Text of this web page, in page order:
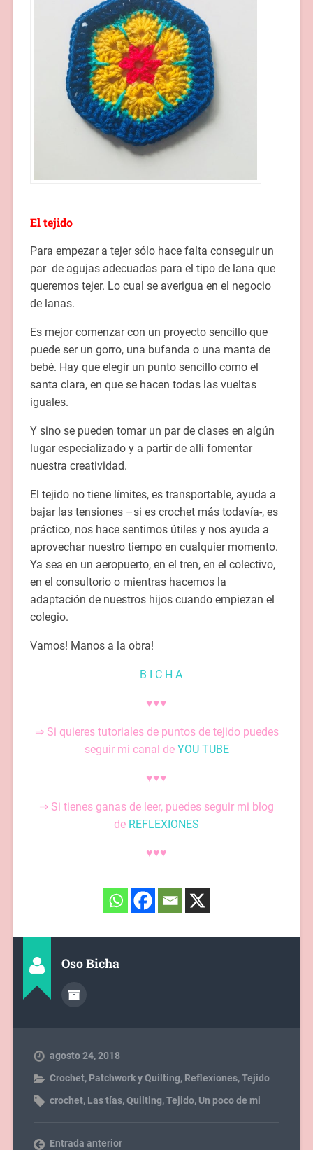
El tejido
Para empezar a tejer sólo hace falta conseguir un
par de agujas adecuadas para el tipo de lana que
queremos tejer. Lo cual se averigua en el negocio
de lanas.
Es mejor comenzar con un proyecto sencillo que
puede ser un gorro, una bufanda o una manta de
bebé. Hay que elegir un punto sencillo como el
santa clara, en que se hacen todas las vueltas
iguales.
Y sino se pueden tomar un par de clases en algún
lugar especializado y a partir de allí fomentar
nuestra creatividad.
El tejido no tiene límites, es transportable, ayuda a
bajar las tensiones –si es crochet más todavía-, es
práctico, nos hace sentirnos útiles y nos ayuda a
aprovechar nuestro tiempo en cualquier momento.
Ya sea en un aeropuerto, en el tren, en el colectivo,
en el consultorio o mientras hacemos la
adaptación de nuestros hijos cuando empiezan el
colegio.
Vamos! Manos a la obra!
B I C H A
♥♥♥
⇒ Si quieres tutoriales de puntos de tejido puedes
seguir mi canal de YOU TUBE
♥♥♥
⇒ Si tienes ganas de leer, puedes seguir mi blog
de REFLEXIONES
♥♥♥
Oso Bicha
agosto 24, 2018
Crochet, Patchwork y Quilting, Reflexiones,Tejido
crochet, Las tías,Quilting,Tejido, Un poco de mi
Entrada anterior